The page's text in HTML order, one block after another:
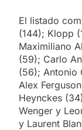
El listado
(144); Klopp
Maximiliano
(59); Carlo
(56); Antonio
Alex
Heynckes
Wenger y
y Laurent